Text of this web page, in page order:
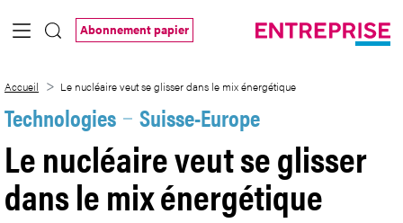
Saut au contenu principal
Abonnement papier
Accueil Le nucléaire veut se glisser dans le mix énergétique
Technologies Suisse-Europe
Le nucléaire veut se glisser
dans le mix énergétique